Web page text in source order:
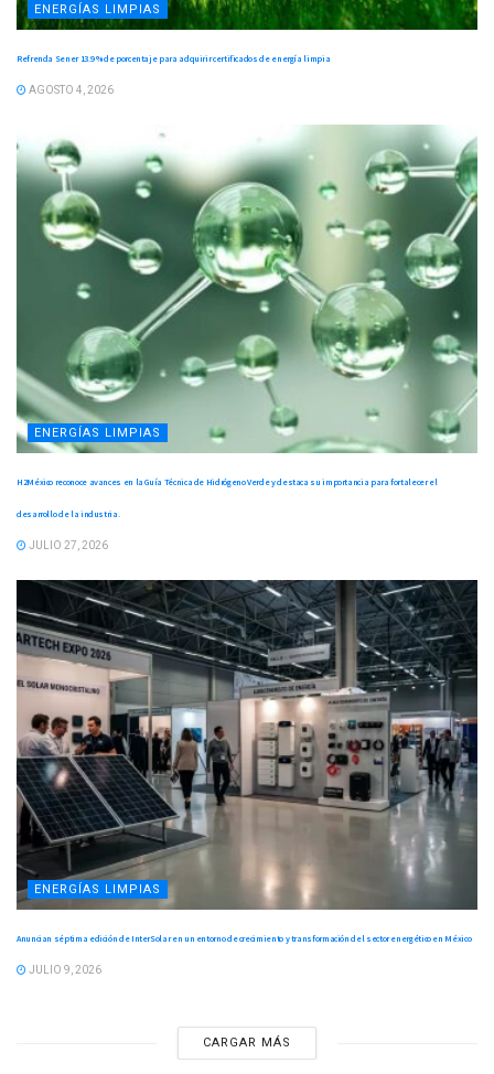
ENERGÍAS LIMPIAS
Refrenda Sener 13.9 % de porcentaje para adquirir certificados de energía limpia
AGOSTO 4, 2026
ENERGÍAS LIMPIAS
H2México reconoce avances en la Guía Técnica de Hidrógeno Verde y destaca su importancia para fortalecer el
desarrollo de la industria.
JULIO 27, 2026
ENERGÍAS LIMPIAS
Anuncian séptima edición de InterSolar en un entorno de crecimiento y transformación del sector energético en México
JULIO 9, 2026
CARGAR MÁS